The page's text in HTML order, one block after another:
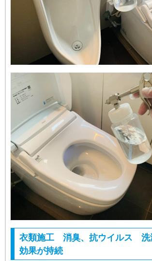
衣類施工 消臭、抗ウイルス 洗
効果が持続